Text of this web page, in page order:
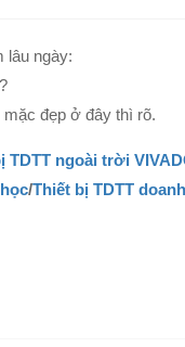
lâu ngày:
đẹp ở đây thì rõ.
TDTT ngoài trời
/Thiết bị TDTT